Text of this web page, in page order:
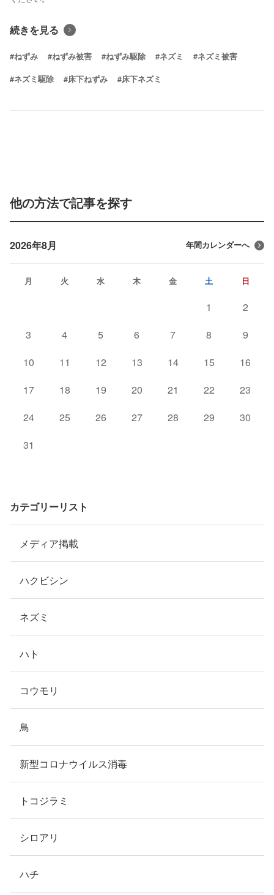
続きを見る
#ねずみ #ねずみ被害 #ねずみ駆除 #ネズミ #ネズミ被害
#ネズミ駆除 #床下ねずみ #床下ネズミ
他の方法で記事を探す
2026年8月 年間カレンダーへ
月 火 水 木 金 土 日
1
2
3
4 5 6 7 8
9
10
11 12 13 14 15
16
17
18 19 20 21 22
23
24
25 26 27 28 29
30
31
カテゴリーリスト
メディア掲載
ハクビシン
ネズミ
ハト
コウモリ
鳥
新型コロナウイルス消毒
トコジラミ
シロアリ
ハチ